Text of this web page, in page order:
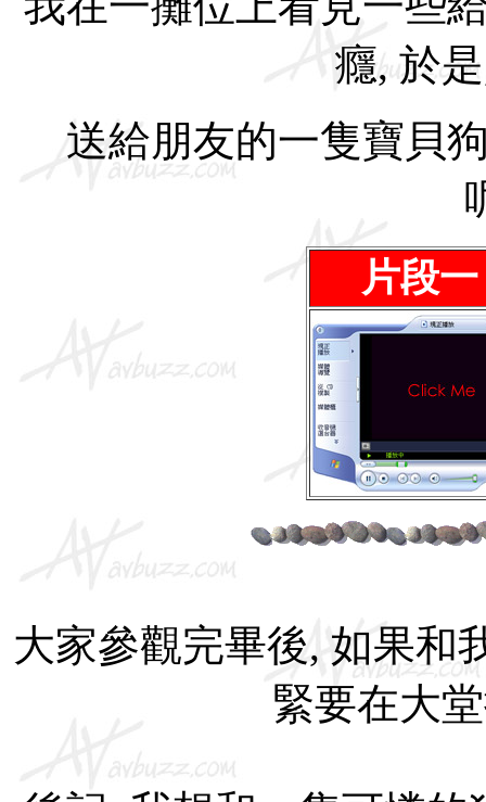
癮, 於
送給朋友的一隻寶貝
片段一
大家參觀完畢後, 如果和
緊要在大